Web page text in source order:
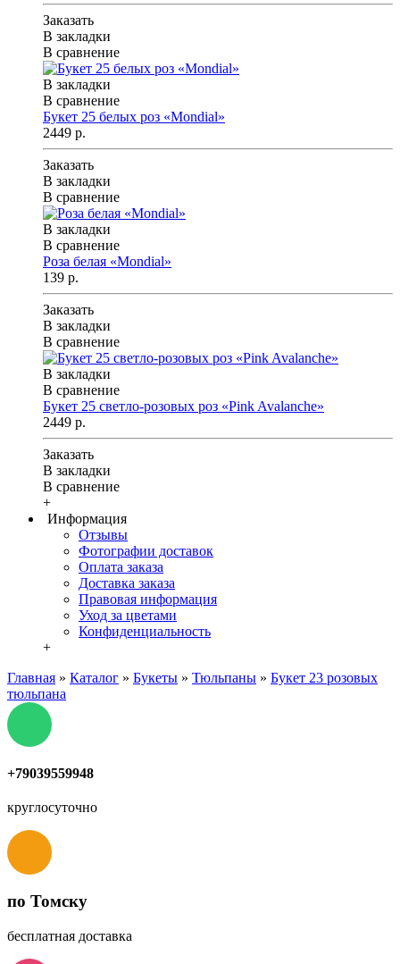
Заказать
В закладки
В сравнение
В закладки
В сравнение
Букет 25 белых роз «Mondial»
2449 р.
Заказать
В закладки
В сравнение
В закладки
В сравнение
Роза белая «Mondial»
139 р.
Заказать
В закладки
В сравнение
В закладки
В сравнение
Букет 25 светло-розовых роз «Pink Avalanche»
2449 р.
Заказать
В закладки
В сравнение
+
Информация
Отзывы
Фотографии доставок
Оплата заказа
Доставка заказа
Правовая информация
Уход за цветами
Конфиденциальность
+
Главная » Каталог » Букеты » Тюльпаны » Букет 23 розовых
тюльпана
+79039559948
круглосуточно
по Томску
бесплатная доставка